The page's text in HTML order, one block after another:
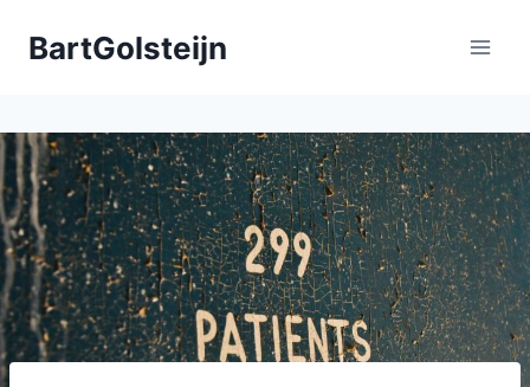
naarBartGolsteijn